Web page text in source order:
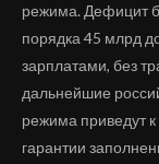
режима. Дефицит
порядка 45 млрд
зарплатами, без
дальнейшие
режима приведут
гарантии